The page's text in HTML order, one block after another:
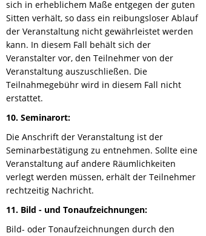
sich in erheblichem Maße entgegen der guten
Sitten verhält, so dass ein reibungsloser Ablauf
der Veranstaltung nicht gewährleistet werden
kann. In diesem Fall behält sich der
Veranstalter vor, den Teilnehmer von der
Veranstaltung auszuschließen. Die
Teilnahmegebühr wird in diesem Fall nicht
erstattet.
10. Seminarort:
Die Anschrift der Veranstaltung ist der
Seminarbestätigung zu entnehmen. Sollte eine
Veranstaltung auf andere Räumlichkeiten
verlegt werden müssen, erhält der Teilnehmer
rechtzeitig Nachricht.
11. Bild - und Tonaufzeichnungen:
Bild- oder Tonaufzeichnungen durch den